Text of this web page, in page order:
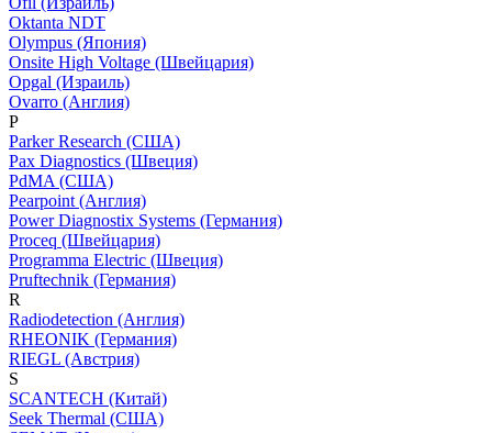
Oktanta NDT
Olympus (Япония)
Onsite High Voltage (Швейцария)
Opgal (Израиль)
Ovarro (Англия)
P
Parker Research (США)
Pax Diagnostics (Швеция)
PdMA (США)
Pearpoint (Англия)
Power Diagnostix Systems (Германия)
Proceq (Швейцария)
Programma Electric (Швеция)
Pruftechnik (Германия)
R
Radiodetection (Англия)
RHEONIK (Германия)
RIEGL (Австрия)
S
SCANTECH (Китай)
Seek Thermal (США)